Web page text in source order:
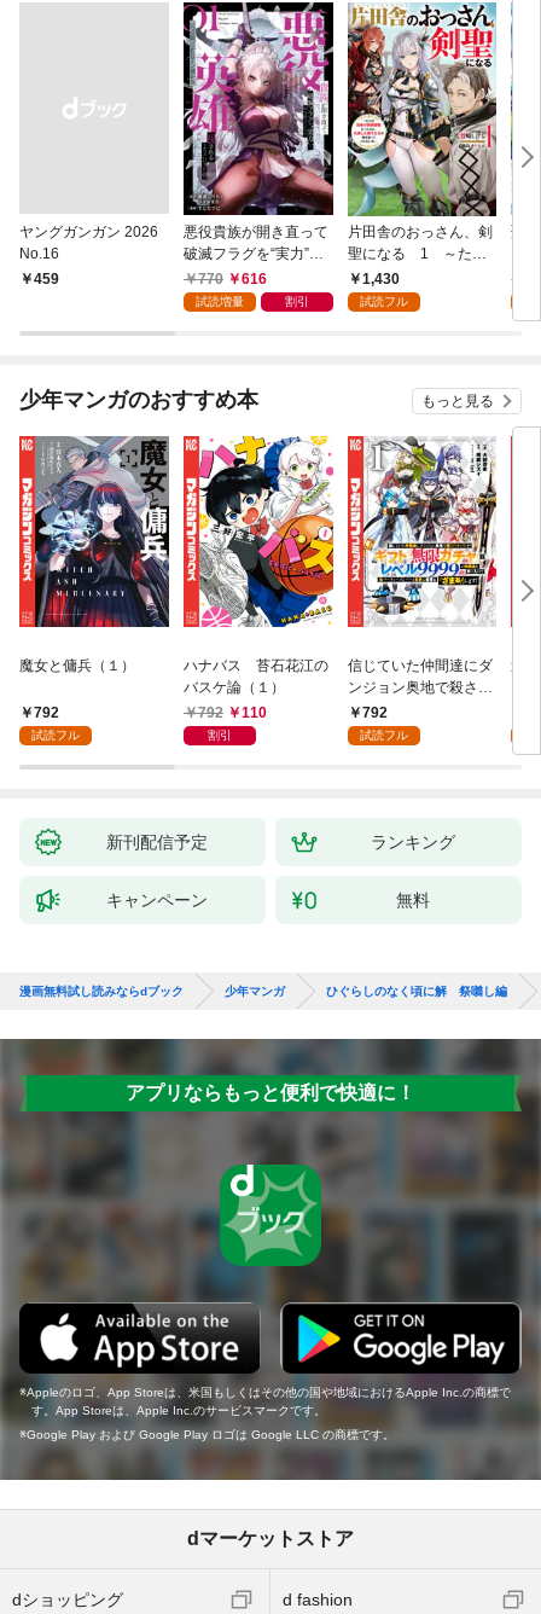
ヤングガンガン 2026
No.16
￥459
悪役貴族が開き直って
破滅フラグを“実力”で
叩き折っていたら、い
つの間にかヒロイン達
770 616
試読増量 割引
片田舎のおっさん、剣
聖になる 1 ～ただ
の田舎の剣術師範だっ
たのに、大成した弟子
1,430
試読フル
聖
巻
少年マンガのおすすめ本 もっと見る
魔女と傭兵（１）
792
試読フル
ハナバス 苔石花江の
バスケ論（１）
792
110
割引
信じていた仲間達にダ
ンジョン奥地で殺され
かけたがギフト『無限
ガチャ』でレベル９９
（１）
792
試読フル
追
強
～
新刊配信予定 ランキング
キャンペーン 無料
漫画無料試し読みならdブック 少年マンガ ひぐらしのなく頃に解 祭囃し編
アプリならもっと便利で快適に！
Appleのロゴ、App Storeは、米国もしくはその他の国や地域におけるApple Inc.の商標で
す。App Storeは、Apple Inc.のサービスマークです。
Google Play および Google Play ロゴは Google LLC の商標です。
dマーケットストア
dショッピング d fashion